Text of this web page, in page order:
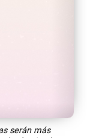
serán más